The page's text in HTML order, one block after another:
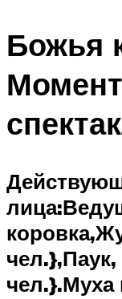
Божья
лица:
коровка,
чел.},
чел.}.Муха